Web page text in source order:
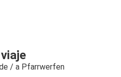
/ a Pfarrwerfen